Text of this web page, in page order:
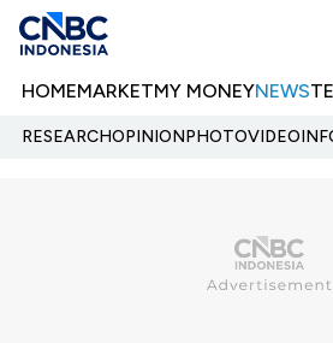
HOMEMARKETMY MONEYNEWS
RESEARCHOPINIONPHOTOVIDEO